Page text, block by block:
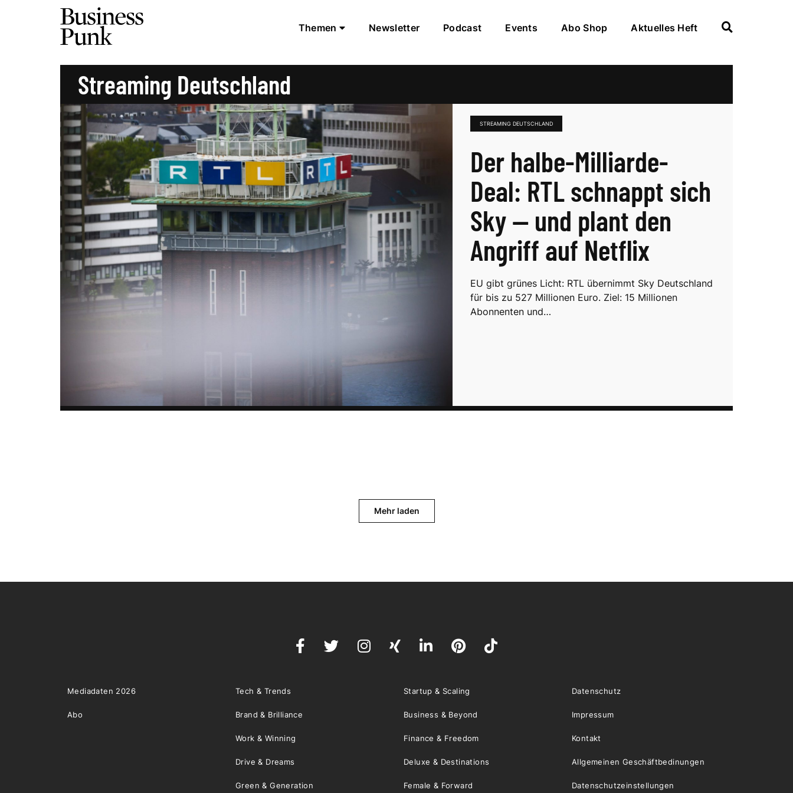
Themen Newsletter Podcast Events Abo Shop Aktuelles Heft
Streaming Deutschland
STREAMING DEUTSCHLAND
Der halbe-Milliarde-
Deal: RTL schnappt sich
Sky — und plant den
Angriff auf Netflix
EU gibt grünes Licht: RTL übernimmt Sky Deutschland
für bis zu 527 Millionen Euro. Ziel: 15 Millionen
Abonnenten und…
Mehr laden
Mediadaten 2026
Abo
Tech & Trends Startup & Scaling
Brand & Brilliance Business & Beyond
Work & Winning Finance & Freedom
Drive & Dreams Deluxe & Destinations
Green & Generation Female & Forward
Datenschutz
Impressum
Kontakt
Allgemeinen Geschäftbedinungen
Datenschutzeinstellungen